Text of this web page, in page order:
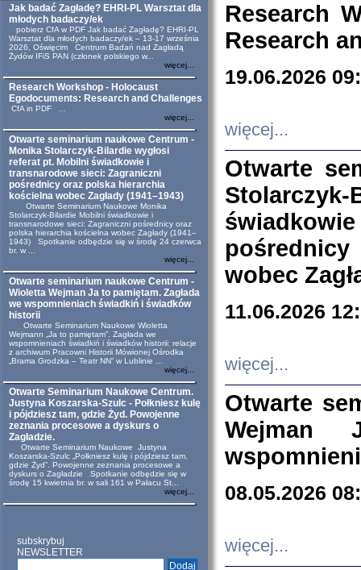
Jak badać Zagładę? EHRI-PL Warsztat dla
młodych badaczy/ek
pobierz CfA w PDF Jak badać Zagładę? EHRI-PL
Warsztat dla młodych badaczy/ek – 13-17 września
2026, Oświęcim Centrum Badań nad Zagładą
Żydów IFiS PAN (członek polskiego w...
więcej...
Research Workshop - Holocaust
Egodocuments: Research and Challenges
CfA in PDF ...
więcej...
Otwarte seminarium naukowe Centrum -
Monika Stolarczyk-Bilardie wygłosi
referat pt. Mobilni świadkowie i
transnarodowe sieci: Zagraniczni
pośrednicy oraz polska hierarchia
kościelna wobec Zagłady (1941–1943)
Otwarte Seminarium Naukowe Monika
Stolarczyk-Bilardie Mobilni świadkowie i
transnarodowe sieci: Zagraniczni pośrednicy oraz
polska hierarchia kościelna wobec Zagłady (1941–
1943) Spotkanie odbędzie się w środę 24 czerwca
br. w ...
więcej...
Otwarte seminarium naukowe Centrum -
Wioletta Wejman Ja to pamiętam. Zagłada
we wspomnieniach świadkiń i świadków
historii
Otwarte Seminarium Naukowe Wioletta
Wejmann „Ja to pamiętam”. Zagłada we
wspomnieniach świadkiń i świadków historii: relacje
z archiwum Pracowni Historii Mówionej Ośrodka
„Brama Grodzka – Teatr NN” w Lublinie ...
więcej...
Otwarte Seminarium Naukowe Centrum.
Justyna Koszarska-Szulc - Połkniesz kulę
i pójdziesz tam, gdzie Żyd. Powojenne
zeznania procesowe a dyskurs o
Zagładzie.
Otwarte Seminarium Naukowe Justyna
Koszarska-Szulc „Połkniesz kulę i pójdziesz tam,
gdzie Żyd”. Powojenne zeznania procesowe a
dyskurs o Zagładzie Spotkanie odbędzie się w
środę 15 kwietnia br. w sali 161 w Pałacu St...
więcej...
subskrybuj
NEWSLETTER
Research
Research
19.06.2026
więcej...
Otwarte
wobec
11.06.2026
więcej...
Otwarte
Wejman
08.05.2026
więcej...